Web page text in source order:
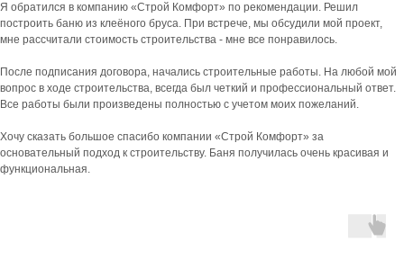
Я обратился в компанию «Строй Комфорт» по рекомендации. Решил
построить баню из клеëного бруса. При встрече, мы обсудили мой проект,
мне рассчитали стоимость строительства - мне все понравилось.
После подписания договора, начались строительные работы. На любой мой
вопрос в ходе строительства, всегда был четкий и профессиональный ответ.
Все работы были произведены полностью с учетом моих пожеланий.
Хочу сказать большое спасибо компании «Строй Комфорт» за
основательный подход к строительству. Баня получилась очень красивая и
функциональная.